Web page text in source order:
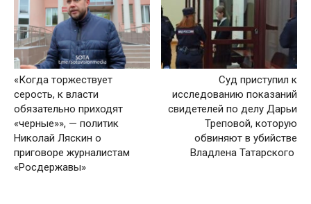
«Когда торжествует
серость, к власти
обязательно приходят
«черные»», — политик
Николай Ляскин о
приговоре журналистам
«Росдержавы»
Суд приступил к
исследованию показаний
свидетелей по делу Дарьи
Треповой, которую
обвиняют в убийстве
Владлена Татарского